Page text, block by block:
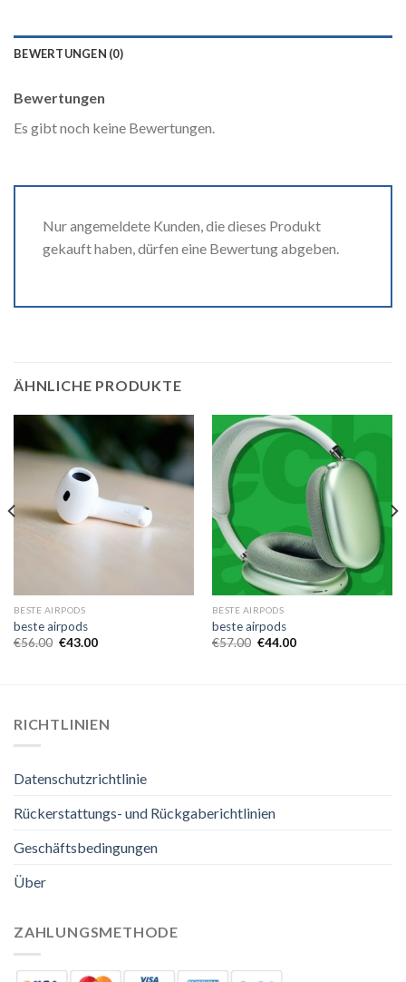
BEWERTUNGEN (0)
Bewertungen
Es gibt noch keine Bewertungen.
Nur angemeldete Kunden, die dieses Produkt
gekauft haben, dürfen eine Bewertung abgeben.
ÄHNLICHE PRODUKTE
BESTE AIRPODS
beste airpods
€56.00 €43.00
BESTE AIRPODS
beste airpods
€57.00 €44.00
RICHTLINIEN
Datenschutzrichtlinie
Rückerstattungs- und Rückgaberichtlinien
Geschäftsbedingungen
Über
ZAHLUNGSMETHODE